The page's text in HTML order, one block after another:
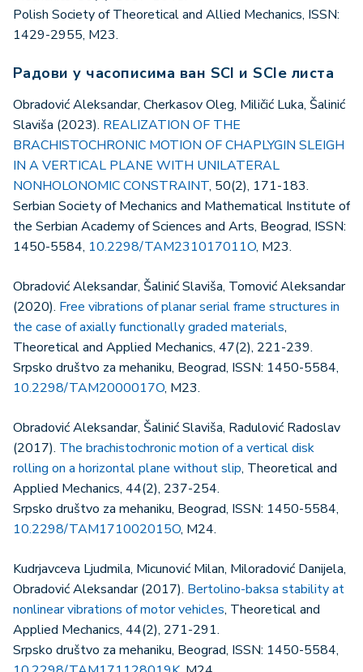
Polish Society of Theoretical and Allied Mechanics, ISSN:
1429-2955, M23.
Радови у часописима ван SCI и SCIe листа
Obradović Aleksandar, Cherkasov Oleg, Miličić Luka, Šalinić
Slaviša (2023). REALIZATION OF THE
BRACHISTOCHRONIC MOTION OF CHAPLYGIN SLEIGH
IN A VERTICAL PLANE WITH UNILATERAL
NONHOLONOMIC CONSTRAINT, 50(2), 171-183.
Serbian Society of Mechanics and Mathematical Institute of
the Serbian Academy of Sciences and Arts, Beograd, ISSN:
1450-5584, 10.2298/TAM231017011O, M23.
Obradović Aleksandar, Šalinić Slaviša, Tomović Aleksandar
(2020). Free vibrations of planar serial frame structures in
the case of axially functionally graded materials,
Theoretical and Applied Mechanics, 47(2), 221-239.
Srpsko društvo za mehaniku, Beograd, ISSN: 1450-5584,
10.2298/TAM2000017O, M23.
Obradović Aleksandar, Šalinić Slaviša, Radulović Radoslav
(2017). The brachistochronic motion of a vertical disk
rolling on a horizontal plane without slip, Theoretical and
Applied Mechanics, 44(2), 237-254.
Srpsko društvo za mehaniku, Beograd, ISSN: 1450-5584,
10.2298/TAM171002015O, M24.
Kudrjavceva Ljudmila, Micunović Milan, Miloradović Danijela,
Obradović Aleksandar (2017). Bertolino-baksa stability at
nonlinear vibrations of motor vehicles, Theoretical and
Applied Mechanics, 44(2), 271-291.
Srpsko društvo za mehaniku, Beograd, ISSN: 1450-5584,